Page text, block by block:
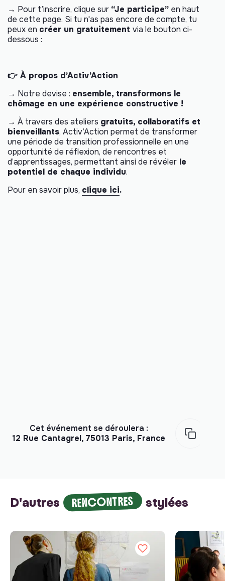
→ Pour t’inscrire, clique sur “Je participe” en haut
de cette page. Si tu n'as pas encore de compte, tu
peux en créer un gratuitement via le bouton ci-
dessous :
👉 À propos d’Activ’Action
→ Notre devise : ensemble, transformons le
chômage en une expérience constructive !
→ À travers des ateliers gratuits, collaboratifs et
bienveillants, Activ’Action permet de transformer
une période de transition professionnelle en une
opportunité de réflexion, de rencontres et
d’apprentissages, permettant ainsi de révéler le
potentiel de chaque individu.
Pour en savoir plus, clique ici.
Cet événement se déroulera :
12 Rue Cantagrel, 75013 Paris, France
D'autres RENCONTRES stylées